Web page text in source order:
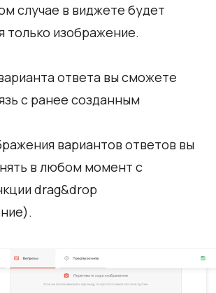
случае в виджете будет
только изображение.
ответа вы сможете
с ранее созданным
вариантов ответов вы
в любом момент с
drag&drop